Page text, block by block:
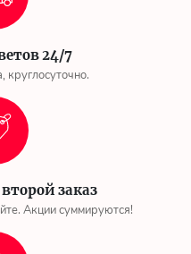
24/7
круглосуточно.
заказ
Акции суммируются!